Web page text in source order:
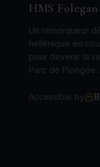
HMS
Un remorqueur
hellénique en
pour devenir la
Parc de Plongée ...
Accessible by